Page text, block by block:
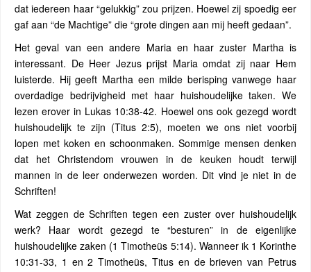
dat iedereen haar “gelukkig” zou prijzen. Hoewel zij spoedig eer
gaf aan “de Machtige” die “grote dingen aan mij heeft gedaan”.
Het geval van een andere Maria en haar zuster Martha is
interessant. De Heer Jezus prijst Maria omdat zij naar Hem
luisterde. Hij geeft Martha een milde berisping vanwege haar
overdadige bedrijvigheid met haar huishoudelijke taken. We
lezen erover in Lukas 10:38-42. Hoewel ons ook gezegd wordt
huishoudelijk te zijn (Titus 2:5), moeten we ons niet voorbij
lopen met koken en schoonmaken. Sommige mensen denken
dat het Christendom vrouwen in de keuken houdt terwijl
mannen in de leer onderwezen worden. Dit vind je niet in de
Schriften!
Wat zeggen de Schriften tegen een zuster over huishoudelijk
werk? Haar wordt gezegd te “besturen” in de eigenlijke
huishoudelijke zaken (1 Timotheüs 5:14). Wanneer ik 1 Korinthe
10:31-33, 1 en 2 Timotheüs, Titus en de brieven van Petrus